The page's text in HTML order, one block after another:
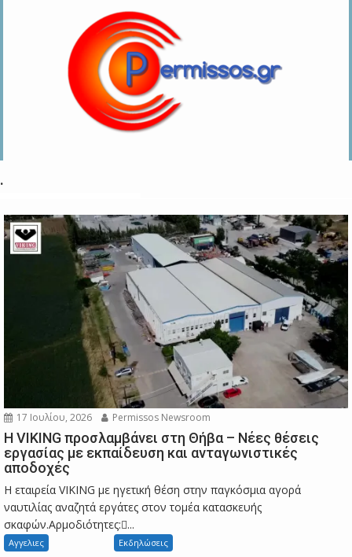
.
17 Ιουλίου, 2026 Permissos Newsroom
Η VIKING προσλαμβάνει στη Θήβα – Νέες θέσεις
εργασίας με εκπαίδευση και ανταγωνιστικές
αποδοχές
Η εταιρεία VIKING με ηγετική θέση στην παγκόσμια αγορά
ναυτιλίας αναζητά εργάτες στον τομέα κατασκευής
σκαφών.Αρμοδιότητες:...
Αγγελιες Εκδηλώσεις